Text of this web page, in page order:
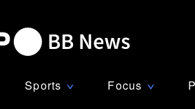
Sports ∨ Focus ∨